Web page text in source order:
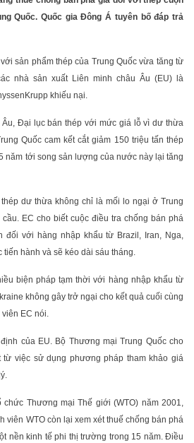
Quốc. Quốc gia Đông Á tuyên bố đáp trả
sản phẩm thép của Trung Quốc vừa tăng từ
nhà sản xuất Liên minh châu Âu (EU) là
khiếu nại.
Âu, Đại lục bán thép với mức giá lỗ vì dư thừa
Quốc cam kết cắt giảm 150 triệu tấn thép
năm tới song sản lượng của nước này lại tăng
dư thừa không chỉ là mối lo ngại ở Trung
EC cho biết cuộc điều tra chống bán phá
với hàng nhập khẩu từ Brazil, Iran, Nga,
hành và sẽ kéo dài sáu tháng.
biện pháp tạm thời với hàng nhập khẩu từ
không gây trở ngại cho kết quả cuối cùng
viên EC nói.
của EU. Bộ Thương mại Trung Quốc cho
từ việc sử dụng phương pháp tham khảo giá
chức Thương mại Thế giới (WTO) năm 2001,
viên WTO còn lại xem xét thuế chống bán phá
nền kinh tế phi thị trường trong 15 năm. Điều